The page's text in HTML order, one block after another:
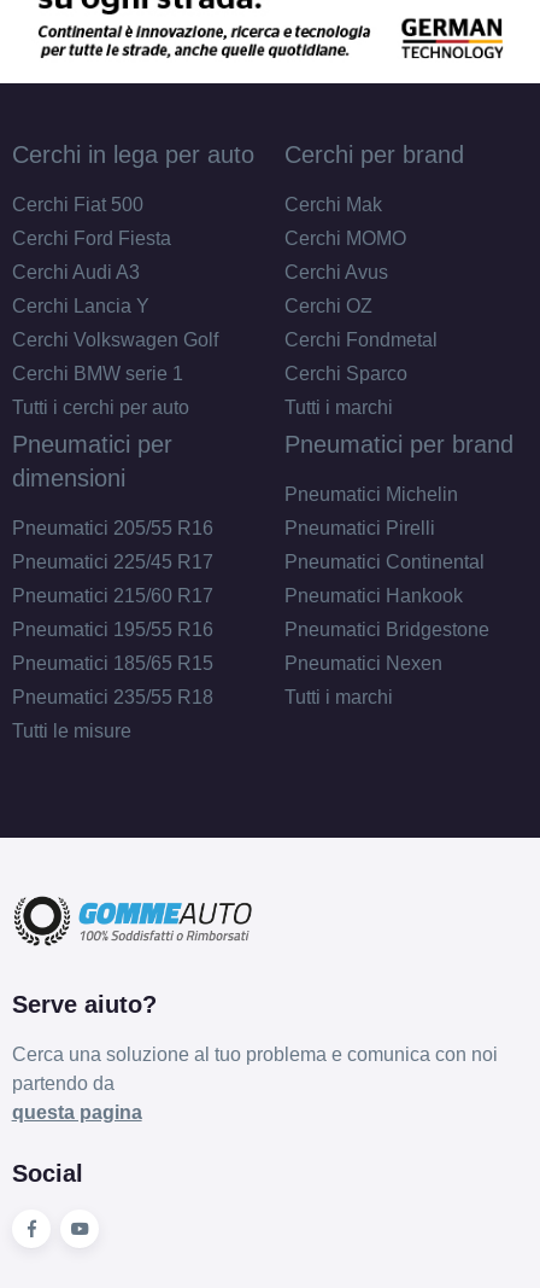
Cerchi in lega per auto
Cerchi Fiat 500
Cerchi Ford Fiesta
Cerchi Audi A3
Cerchi Lancia Y
Cerchi Volkswagen Golf
Cerchi BMW serie 1
Tutti i cerchi per auto
Cerchi per brand
Cerchi Mak
Cerchi MOMO
Cerchi Avus
Cerchi OZ
Cerchi Fondmetal
Cerchi Sparco
Tutti i marchi
Pneumatici per
dimensioni
Pneumatici 205/55 R16
Pneumatici 225/45 R17
Pneumatici 215/60 R17
Pneumatici 195/55 R16
Pneumatici 185/65 R15
Pneumatici 235/55 R18
Tutti le misure
Pneumatici per brand
Pneumatici Michelin
Pneumatici Pirelli
Pneumatici Continental
Pneumatici Hankook
Pneumatici Bridgestone
Pneumatici Nexen
Tutti i marchi
Serve aiuto?
Cerca una soluzione al tuo problema e comunica con noi
partendo da
questa pagina
Social